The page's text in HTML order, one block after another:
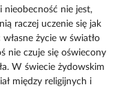
nieobecność nie jest,
raczej uczenie się jak
życie w światło
nie czuje się oświecony
W świecie żydowskim
między religijnych i